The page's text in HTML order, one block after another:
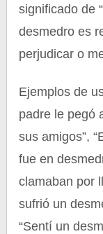
significado de
desmedro es
perjudicar o
Ejemplos de
padre le pegó
sus amigos”,
fue en
clamaban por
sufrió un
“Sentí un